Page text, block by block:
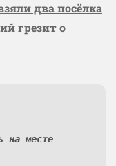
два посёлка
грезит о
на месте